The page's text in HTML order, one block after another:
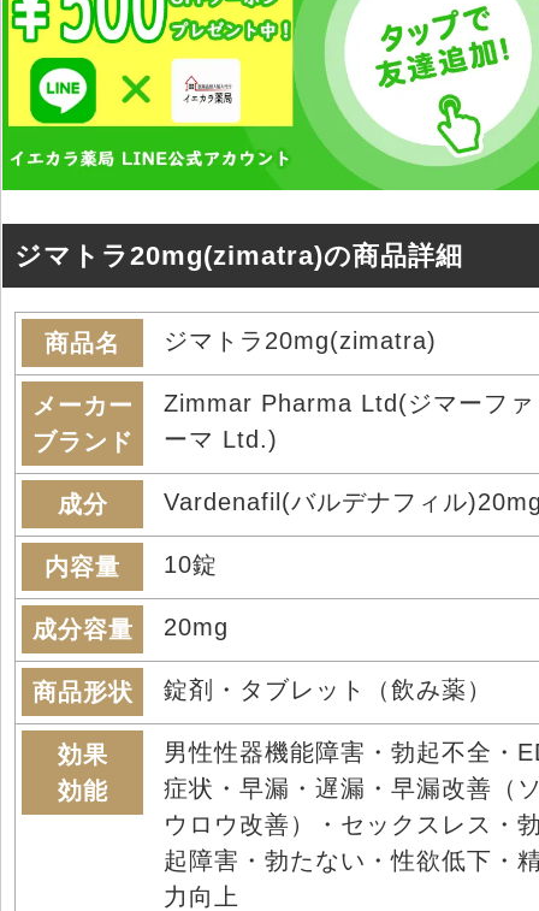
ジマトラ20mg(zimatra)の商品詳細
商品名 ジマトラ20mg(zimatra)
メーカー
ブランド
Zimmar Pharma Ltd(ジマーファ
ーマ Ltd.)
成分 Vardenafil(バルデナフィル
内容量 10錠
成分容量 20mg
商品形状 錠剤・タブレット（飲み薬）
効果
効能
男性性器機能障害・勃起不全・
症状・早漏・遅漏・早漏改善（
ウロウ改善）・セックスレス・
起障害・勃たない・性欲低下・
力向上